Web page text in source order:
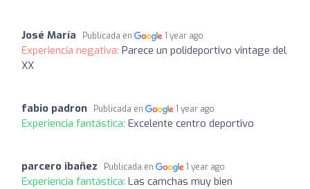
José María Publicada en 1 year ago
Experiencia negativa: Parece un polideportivo vintage del
XX
fabio padron Publicada en 1 year ago
Experiencia fantástica: Excelente centro deportivo
parcero ibañez Publicada en 1 year ago
Experiencia fantástica: Las camchas muy bien